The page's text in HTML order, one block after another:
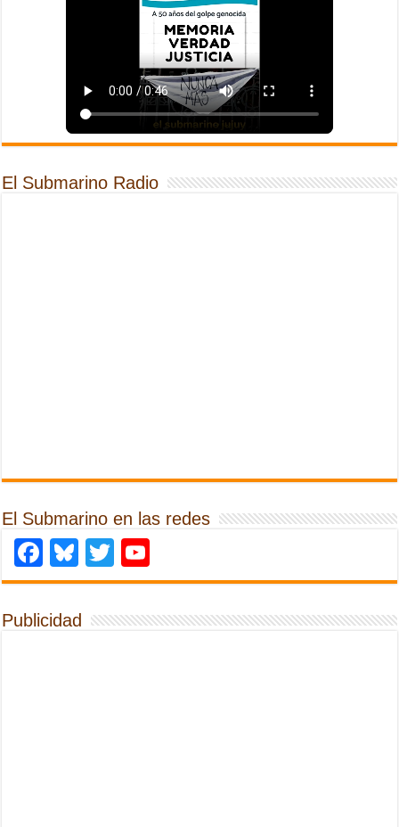
El Submarino Radio
El Submarino en las redes
Facebook
Bluesky
Twitter
Publicidad